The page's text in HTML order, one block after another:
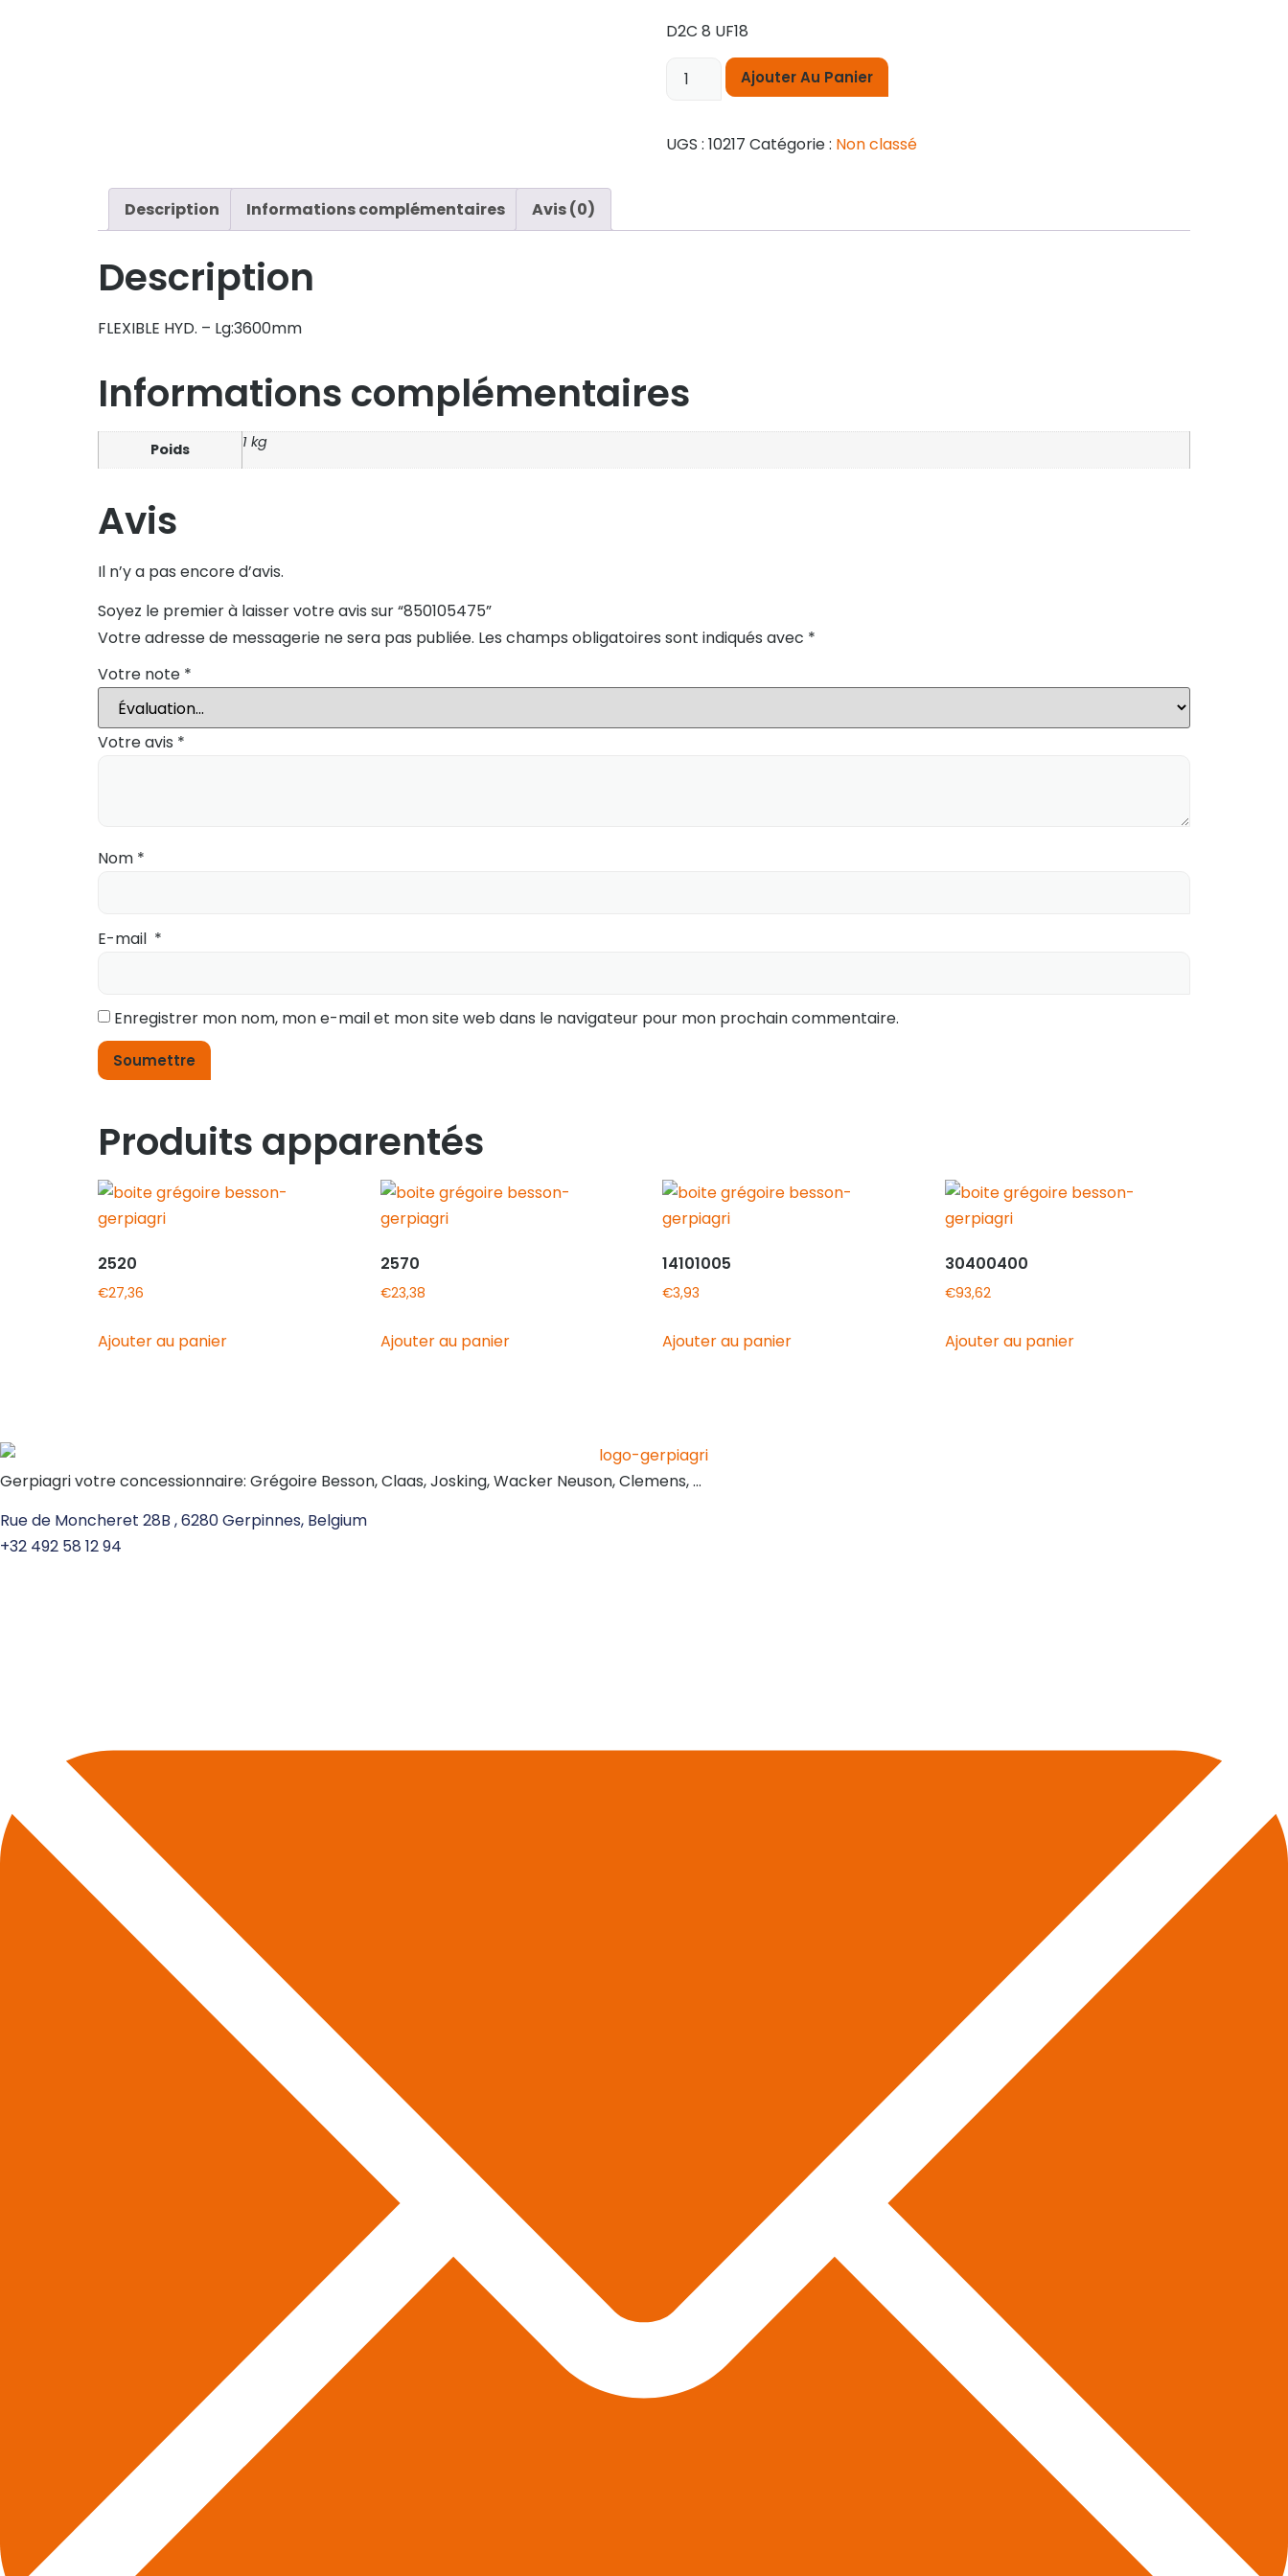
D2C 8 UF18
Ajouter Au Panier
UGS : 10217 Catégorie : Non classé
Description Informations complémentaires Avis (0)
Description
FLEXIBLE HYD. – Lg:3600mm
Informations complémentaires
Poids 1 kg
Avis
Il n’y a pas encore d’avis.
Soyez le premier à laisser votre avis sur “850105475”
Votre adresse de messagerie ne sera pas publiée. Les champs obligatoires sont indiqués avec *
Votre note *
Votre avis *
Nom *
E-mail *
Enregistrer mon nom, mon e-mail et mon site web dans le navigateur pour mon prochain commentaire.
Produits apparentés
2520
€27,36
Ajouter au panier
2570
€23,38
Ajouter au panier
14101005
€3,93
Ajouter au panier
30400400
€93,62
Ajouter au panier
Gerpiagri votre concessionnaire: Grégoire Besson, Claas, Josking, Wacker Neuson, Clemens, …
Rue de Moncheret 28B , 6280 Gerpinnes, Belgium
+32 492 58 12 94